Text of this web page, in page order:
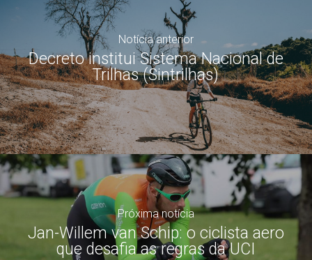
Notícia anterior
Decreto institui Sistema Nacional de
Trilhas (Sintrilhas)
Próxima notícia
Jan-Willem van Schip: o ciclista aero
que desafia as regras da UCI